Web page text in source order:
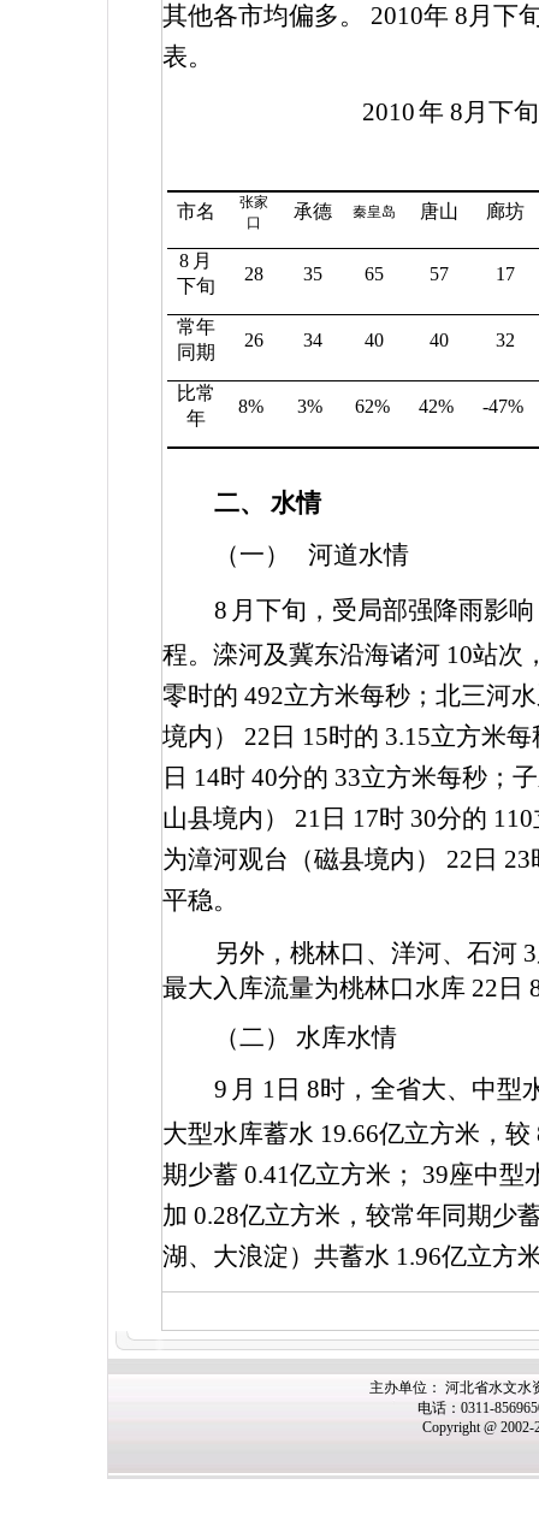
其他各市均偏多。 2010年 8月下
表。
2010年8月下
市名
张家
口
承德 秦皇岛 唐山 廊坊
8 月
下旬
28 35 65 57 17
常年
同期
26 34 40 40 32
比常
年
8% 3% 62% 42% -47%
二、 水情
（一）
河道水情
8 月下旬，受局部强降雨影
程。滦河及冀东沿海诸河 10站次
零时的 492立方米每秒；北三河
境内） 22 日 15时的 3.15立方米
日 14时 40分的 33立方米每秒；
山县境内） 21 日 17时 30分的 110
为漳河观台（磁县境内） 22 日 23
平稳。
另外，桃林口、洋河、石河 3
最大入库流量为桃林口水库 22 日
（二） 水库水情
9 月 1 日 8时，全省大、中型
大型水库蓄水 19.66亿立方米，较
期少蓄 0.41亿立方米； 39座中型
加 0.28亿立方米，较常年同期少
湖、大浪淀）共蓄水 1.96亿立方
主办单位： 河北省水文水
电话：0311-
Copyright @ 2002-